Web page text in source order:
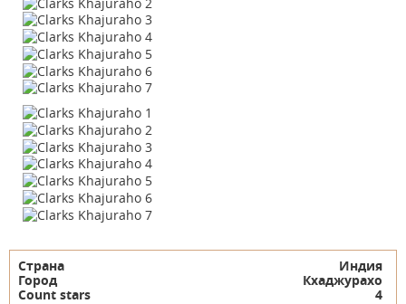
Корпоративное обслуживание
Новости
Контакты
Страна
Индия
Город
Кхаджурахо
Count stars
4